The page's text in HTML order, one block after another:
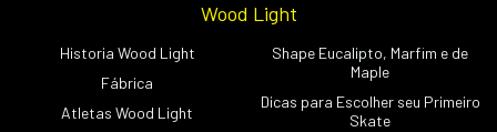
Wood Light
Historia Wood Light
Fábrica
Atletas Wood Light
Shape Eucalipto, Marfim e de
Maple
Dicas para Escolher seu Primeiro
Skate